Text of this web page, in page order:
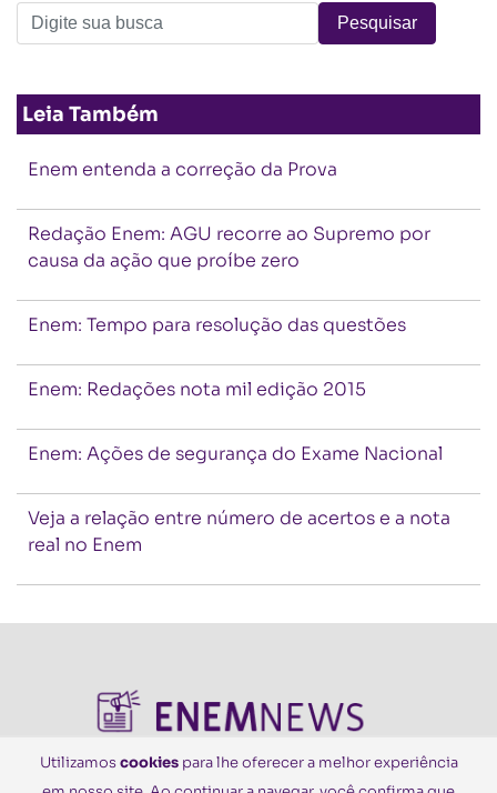
Leia Também
Enem entenda a correção da Prova
Redação Enem: AGU recorre ao Supremo por
causa da ação que proíbe zero
Enem: Tempo para resolução das questões
Enem: Redações nota mil edição 2015
Enem: Ações de segurança do Exame Nacional
Veja a relação entre número de acertos e a nota
real no Enem
Utilizamoscookiespara lhe oferecer a melhor experiência